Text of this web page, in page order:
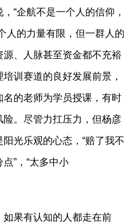
“企航不是一个人的信仰，
人的力量有限，但一群人的
、人脉甚至资金都不充裕
训赛道的良好发展前景，
的老师为学员授课，有时
。尽管力扛压力，但杨彦
光乐观的心态，“赔了我不
”，“太多中小
果有认知的人都走在前